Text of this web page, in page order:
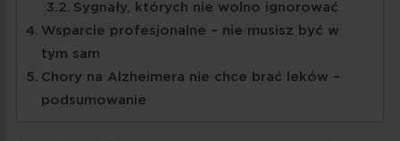
Sygnały, których nie wolno ignorować
Wsparcie profesjonalne – nie musisz być w
tym sam
Chory na Alzheimera nie chce brać leków –
podsumowanie